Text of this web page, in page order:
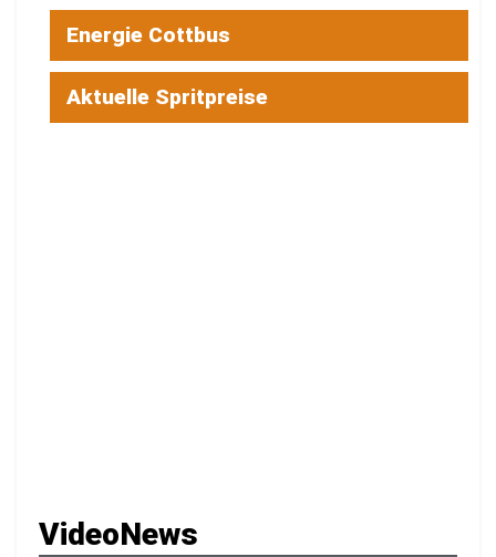
Energie Cottbus
Aktuelle Spritpreise
VideoNews